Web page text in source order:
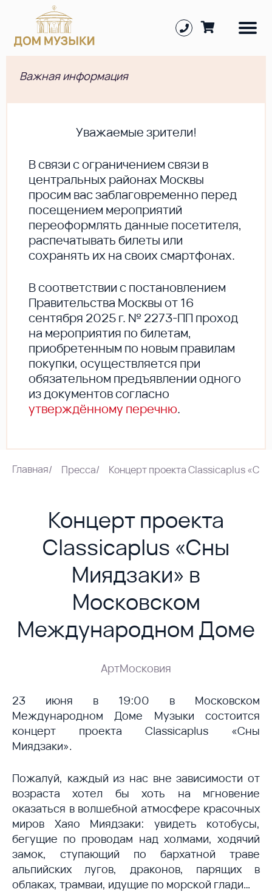
Важная информация
Уважаемые зрители!
В cвязи с ограничением связи в
центральных районах Москвы
просим вас заблаговременно перед
посещением мероприятий
переоформлять данные посетителя,
распечатывать билеты или
сохранять их на своих смартфонах.
В соответствии с постановлением
Правительства Москвы от 16
сентября 2025 г. № 2273-ПП проход
на мероприятия по билетам,
приобретенным по новым правилам
покупки, осуществляется при
обязательном предъявлении одного
из документов согласно
утверждённому перечню.
Главная/ Пресса/ Концерт проекта Classicaplus
Концерт проекта
Classicaplus «Сны
Миядзаки» в
Московском
Международном Доме
АртМосковия
23 июня в 19:00 в Московском
Международном Доме Музыки состоится
концерт проекта Classicaplus «Сны
Миядзаки».
Пожалуй, каждый из нас вне зависимости от
возраста хотел бы хоть на мгновение
оказаться в волшебной атмосфере красочных
миров Хаяо Миядзаки: увидеть котобусы,
бегущие по проводам над холмами, ходячий
замок, ступающий по бархатной траве
альпийских лугов, драконов, парящих в
облаках, трамваи, идущие по морской глади…